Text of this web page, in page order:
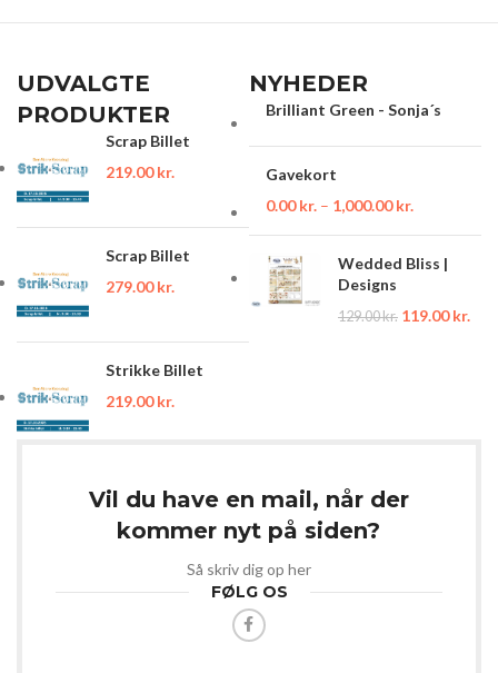
UDVALGTE
PRODUKTER
Scrap Billet
219.00kr.
Scrap Billet
279.00kr.
Strikke Billet
219.00kr.
NYHEDER
Brilliant Green - Sonja´s
Gavekort
0.00kr. – 1,000.00kr.
Wedded Bliss |
Designs
129.00kr. 119.00kr.
Vil du have en mail, når der
kommer nyt på siden?
Så skriv dig op her
FØLG OS